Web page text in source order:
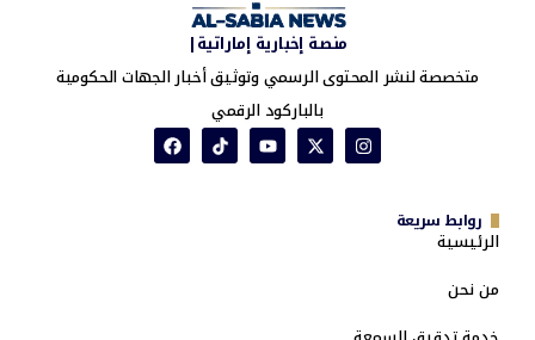
منصة إخبارية إماراتية|
متخصصة لنشر المحتوى الرسمي وتوثيق أخبار الجهات الحكومية
بالباركود الرقمي
روابط سريعة
الرئيسية
من نحن